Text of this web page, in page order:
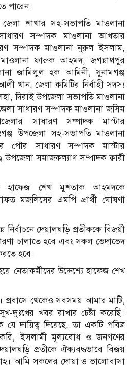
পারেন।
শাখার সহ-সভাপতি মাওলানা
সম্পাদক মাওলানা আখতার
সম্পাদক মাওলানা নুরুল ইসলাম,
মাওলানা ফারুক আহমদ, জগন্নাথপুর
জামিলুল হক আমিনী, সুনামগঞ্জ
খান, জেলা কমিটির নির্বাহী সদস্য
দিরাই উপজেলা সভাপতি মাওলানা
সাধারণ সম্পাদক মাওলানা জসিম
সাধারণ সম্পাদক মাস্টার
উপজেলা সহ-সভাপতি মাওলানা
পৌর সাধারণ সম্পাদক মাস্টার
উপজেলা সমাজকল্যাণ সম্পাদক ক্বারী
হাফেজ শেখ মুশতাক আহমদকে
মজলিসের এমপি প্রার্থী ঘোষণা
দেয়ালঘড়ি প্রতীককে বিজয়ী
চালাতে হবে এবং সকল ভেদাভেদ
হবে।
নেতাকর্মীদের উদ্দেশ্যে হাফেজ শেখ
প্রবাসে থেকেও সবসময় আমার মাটি,
খবর রাখার চেষ্টা করেছি।
দায়িত্ব দিয়েছে, তা একটি পবিত্র
ইসলামী মূল্যবোধ ও জনগণের
প্রতীকে ঐক্যবদ্ধভাবে বিজয়
আমি সকলের দোয়া ও ভালোবাসা